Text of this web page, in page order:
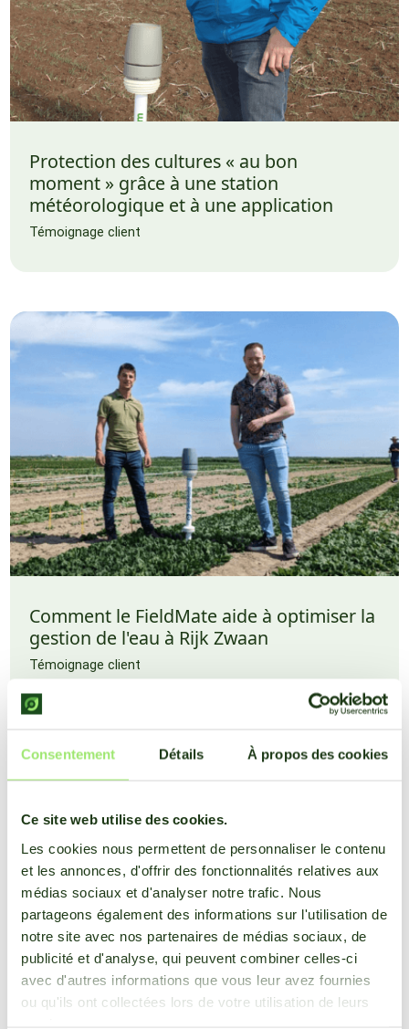
Consentement Détails À propos des cookies
Ce site web utilise des cookies.
Les cookies nous permettent de personnaliser le contenu
et les annonces, d'offrir des fonctionnalités relatives aux
médias sociaux et d'analyser notre trafic. Nous
partageons également des informations sur l'utilisation de
notre site avec nos partenaires de médias sociaux, de
publicité et d'analyse, qui peuvent combiner celles-ci
avec d'autres informations que vous leur avez fournies
ou qu'ils ont collectées lors de votre utilisation de leurs
Protection des cultures « au bon
moment » grâce à une station
météorologique et à une application
Témoignage client
Comment le FieldMate aide à optimiser la
gestion de l'eau à Rijk Zwaan
Témoignage client